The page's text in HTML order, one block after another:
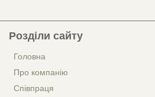
Розділи сайту
Головна
Про компанію
Співпраця